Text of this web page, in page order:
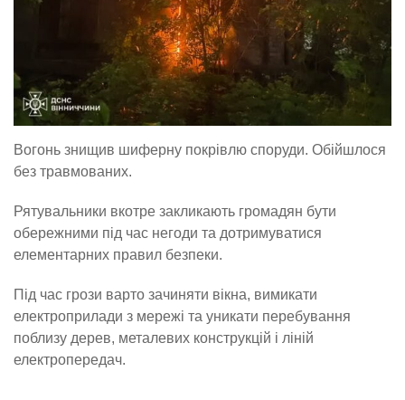
Вогонь знищив шиферну покрівлю споруди. Обійшлося
без травмованих.
Рятувальники вкотре закликають громадян бути
обережними під час негоди та дотримуватися
елементарних правил безпеки.
Під час грози варто зачиняти вікна, вимикати
електроприлади з мережі та уникати перебування
поблизу дерев, металевих конструкцій і ліній
електропередач.